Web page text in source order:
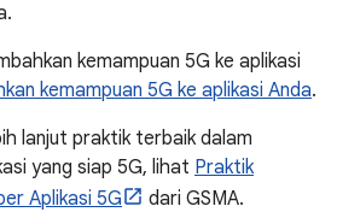
kemampuan 5G ke aplikasi
kemampuan 5G ke aplikasi Anda.
lanjut praktik terbaik dalam
yang siap 5G, lihat Praktik
Aplikasi 5G
dari GSMA.